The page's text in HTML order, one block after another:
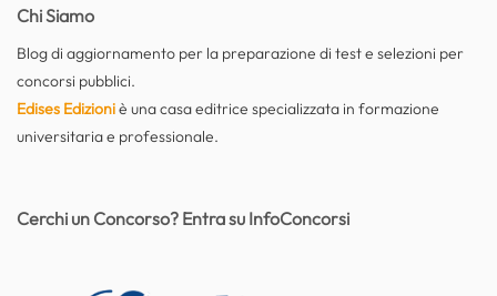
Chi Siamo
Blog di aggiornamento per la preparazione di test e selezioni per
concorsi pubblici.
Edises Edizioniè una casa editrice specializzata in formazione
universitaria e professionale.
Cerchi un Concorso? Entra su InfoConcorsi